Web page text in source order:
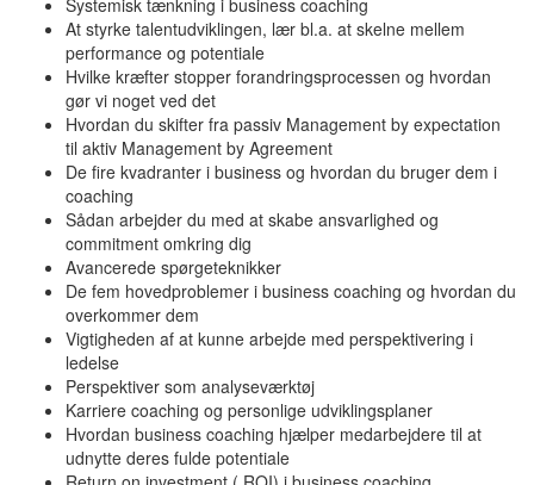
Systemisk tænkning i business coaching
At styrke talentudviklingen, lær bl.a. at skelne mellem
performance og potentiale
Hvilke kræfter stopper forandringsprocessen og hvordan
gør vi noget ved det
Hvordan du skifter fra passiv Management by expectation
til aktiv Management by Agreement
De fire kvadranter i business og hvordan du bruger dem i
coaching
Sådan arbejder du med at skabe ansvarlighed og
commitment omkring dig
Avancerede spørgeteknikker
De fem hovedproblemer i business coaching og hvordan du
overkommer dem
Vigtigheden af at kunne arbejde med perspektivering i
ledelse
Perspektiver som analyseværktøj
Karriere coaching og personlige udviklingsplaner
Hvordan business coaching hjælper medarbejdere til at
udnytte deres fulde potentiale